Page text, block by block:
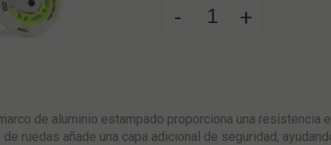
- +
de aluminio estampado proporciona una resistencia
ruedas añade una capa adicional de seguridad,